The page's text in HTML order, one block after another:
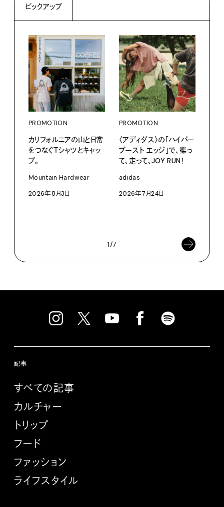
ピックアップ
PROMOTION
カリフォルニアの山と日常
をつなぐＴシャツとキャッ
プ。
Mountain Hardwear
2026年8月3日
PROMOTION
〈アディダス〉の「ハイパー
ブースト エッジ」で、喋っ
て、走って、JOY RUN！
adidas
2026年7月24日
1/7
記事
すべての記事
カルチャー
トリップ
フード
ファッション
ライフスタイル